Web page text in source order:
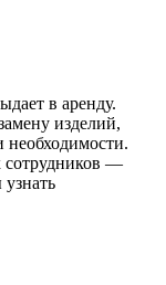
в аренду.
изделий,
необходимости.
сотрудников —